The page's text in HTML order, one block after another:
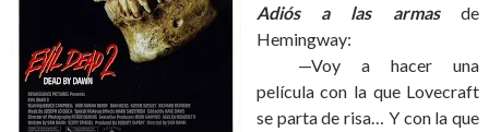
Adiós a las armasde
Hemingway:
—Voy a hacer una
película con la que Lovecraft
se parta de risa… Y con la que